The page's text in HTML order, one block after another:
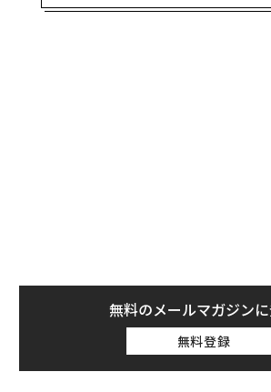
無料のメールマガジン
無料登録